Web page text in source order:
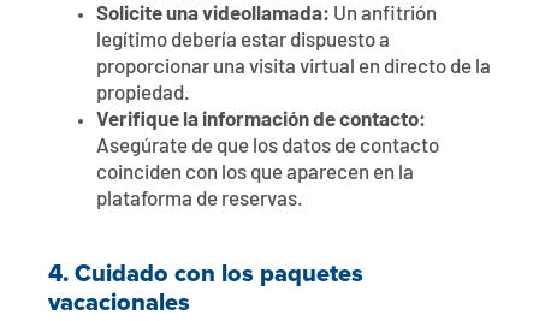
Solicite una videollamada: Un anfitrión
legítimo debería estar dispuesto a
proporcionar una visita virtual en directo de la
propiedad.
Verifique la información de contacto:
Asegúrate de que los datos de contacto
coinciden con los que aparecen en la
plataforma de reservas.
4.Cuidado con los paquetes
vacacionales